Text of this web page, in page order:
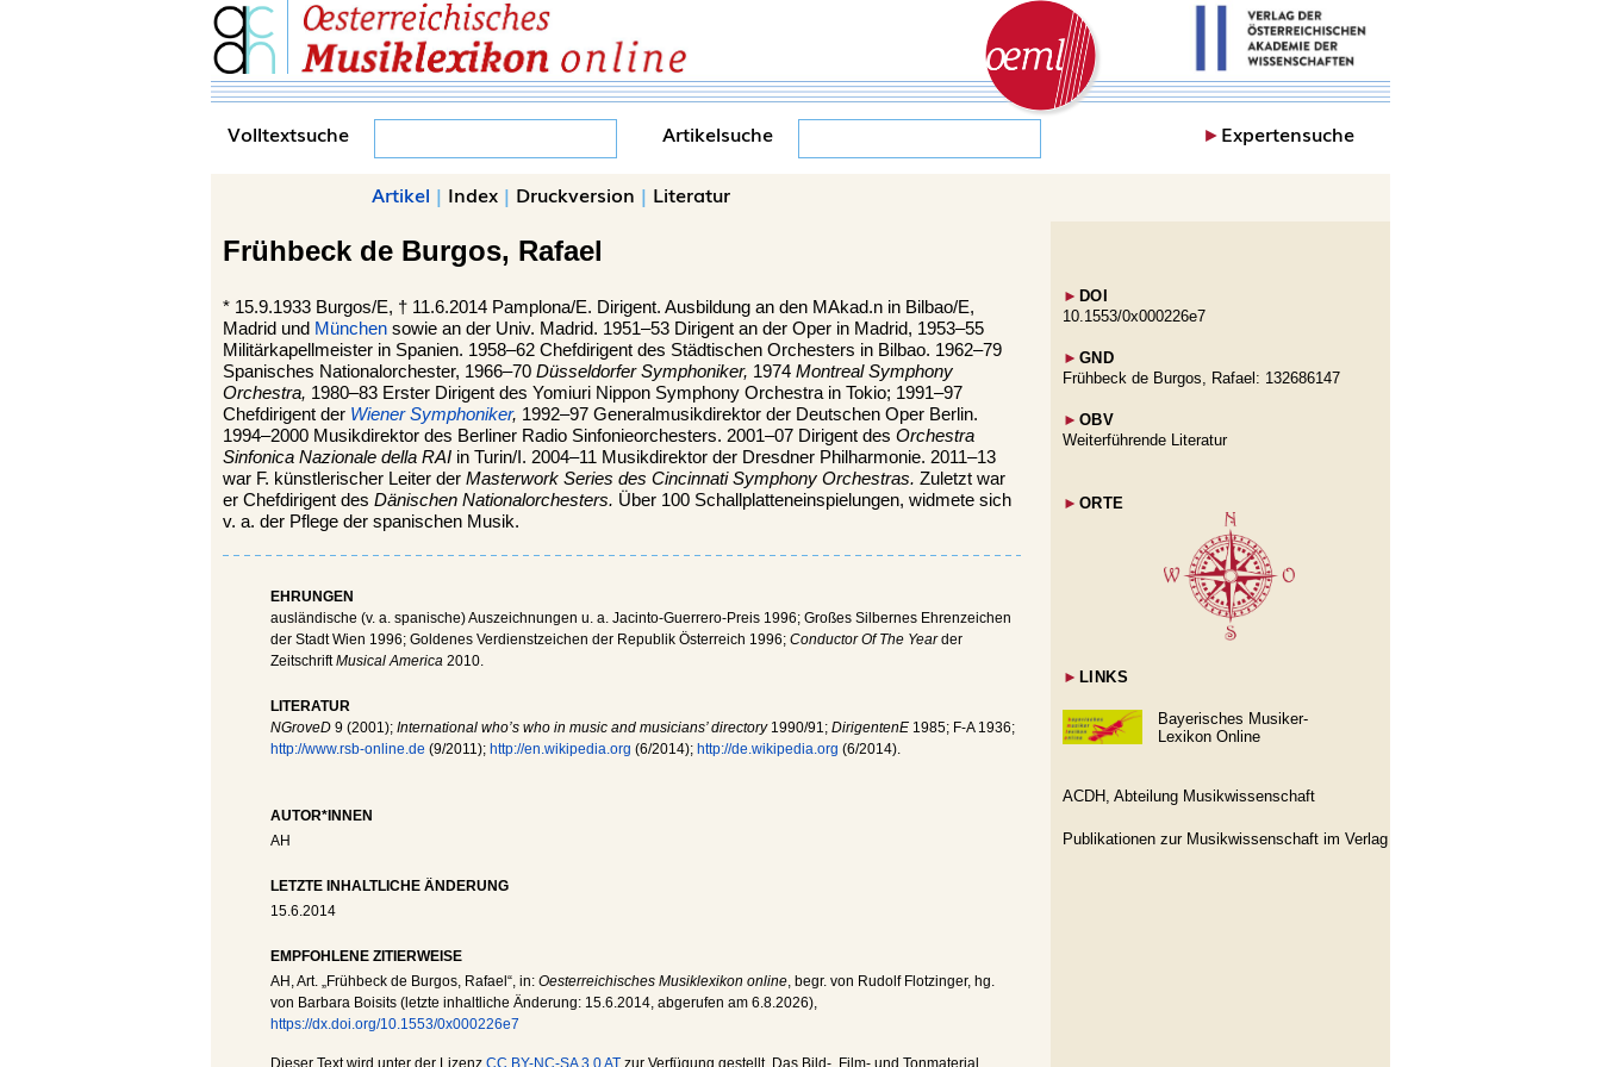
Volltextsuche Artikelsuche ►Expertensuche
Artikel | Index | Druckversion | Literatur
Frühbeck de Burgos, Rafael
* 15.9.1933 Burgos/E, † 11.6.2014 Pamplona/E. Dirigent. Ausbildung an den MAkad.n in Bilbao/E,
Madrid und München sowie an der Univ. Madrid. 1951–53 Dirigent an der Oper in Madrid, 1953–55
Militärkapellmeister in Spanien. 1958–62 Chefdirigent des Städtischen Orchesters in Bilbao. 1962–79
Spanisches Nationalorchester, 1966–70 Düsseldorfer Symphoniker, 1974 Montreal Symphony
Orchestra, 1980–83 Erster Dirigent des Yomiuri Nippon Symphony Orchestra in Tokio; 1991–97
Chefdirigent der Wiener Symphoniker, 1992–97 Generalmusikdirektor der Deutschen Oper Berlin.
1994–2000 Musikdirektor des Berliner Radio Sinfonieorchesters. 2001–07 Dirigent des Orchestra
Sinfonica Nazionale della RAI in Turin/I. 2004–11 Musikdirektor der Dresdner Philharmonie. 2011–13
war F. künstlerischer Leiter der Masterwork Series des Cincinnati Symphony Orchestras. Zuletzt war
er Chefdirigent des Dänischen Nationalorchesters. Über 100 Schallplatteneinspielungen, widmete sich
v. a. der Pflege der spanischen Musik.
EHRUNGEN
ausländische (v. a. spanische) Auszeichnungen u. a. Jacinto-Guerrero-Preis 1996; Großes Silbernes Ehrenzeichen
der Stadt Wien 1996; Goldenes Verdienstzeichen der Republik Österreich 1996; Conductor Of The Yearder
ZeitschriftMusical America 2010.
LITERATUR
NGroveD 9 (2001); International who’s who in music and musicians’ directory1990/91; DirigentenE 1985; F-A 1936;
http://www.rsb-online.de (9/2011); http://en.wikipedia.org (6/2014); http://de.wikipedia.org (6/2014).
AUTOR*INNEN
AH
LETZTE INHALTLICHE ÄNDERUNG
15.6.2014
EMPFOHLENE ZITIERWEISE
AH , Art. „Frühbeck de Burgos, Rafael“, in: Oesterreichisches Musiklexikon online, begr. von Rudolf Flotzinger, hg.
von Barbara Boisits (letzte inhaltliche Änderung: 15.6.2014, abgerufen am 6.8.2026),
https://dx.doi.org/10.1553/0x000226e7
Dieser Text wird unter der Lizenz CC BY-NC-SA 3.0 AT zur Verfügung gestellt. Das Bild-, Film- und Tonmaterial
► DOI
10.1553/0x000226e7
► GND
Frühbeck de Burgos, Rafael: 132686147
► OBV
Weiterführende Literatur
► ORTE
► LINKS
Bayerisches Musiker-
Lexikon Online
ACDH, Abteilung Musikwissenschaft
Publikationen zur Musikwissenschaft im Verlag